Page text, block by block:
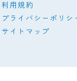
利用規約
プライバシーポリシ
サイトマップ